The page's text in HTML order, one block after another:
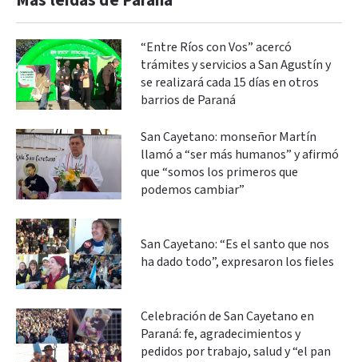
“Entre Ríos con Vos” acercó
trámites y servicios a San Agustín y
se realizará cada 15 días en otros
barrios de Paraná
San Cayetano: monseñor Martín
llamó a “ser más humanos” y afirmó
que “somos los primeros que
podemos cambiar”
San Cayetano: “Es el santo que nos
ha dado todo”, expresaron los fieles
Celebración de San Cayetano en
Paraná: fe, agradecimientos y
pedidos por trabajo, salud y “el pan